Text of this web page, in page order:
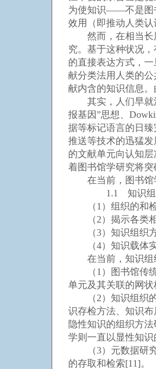
为使知识——不是图
效用（即推动人类认
然而，在相当长历
究。基于这种状况
的直接表达方式，
献分类法用人类的
献内含的知识信息。
其实，人们早就注
报基因”思想、
据等标记语言的日
推送等技术的迅猛
的文献单元向认知
着图书馆学研究将
在当前，图书馆学
1.1 知识组织
（1）组织的和检
（2）揭示各类相
（3）知识组织方
（4）知识载体实
在当前，知识组
（1）图书馆传统
单元及其关联的网状
（2）知识组织的
识存检方法、知识
隐性知识的组织方
学则一直以显性知
（3）元数据研究
的存取和检索[11]。